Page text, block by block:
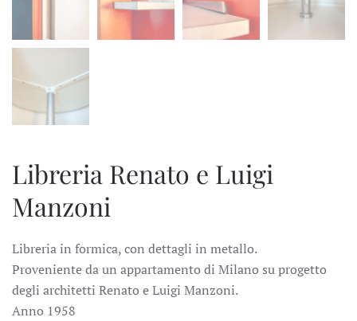
Libreria Renato e Luigi
Manzoni
Libreria in formica, con dettagli in metallo.
Proveniente da un appartamento di Milano su progetto
degli architetti Renato e Luigi Manzoni.
Anno 1958